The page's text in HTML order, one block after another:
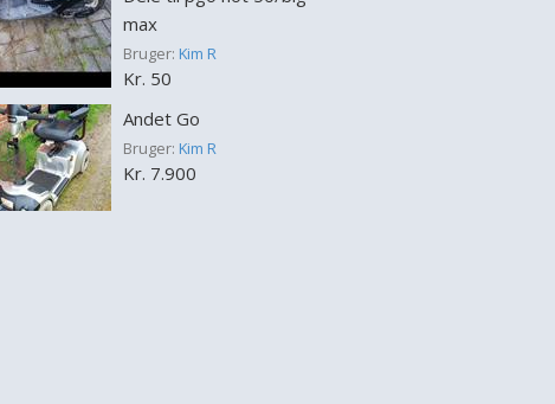
max
Bruger: Kim R
Kr. 50
Andet Go
Bruger: Kim R
Kr. 7.900